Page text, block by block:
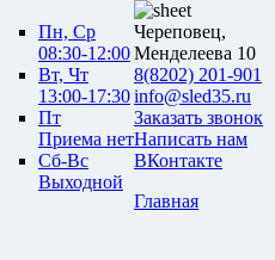
Пн, Ср
08:30-12:00
Вт, Чт
13:00-17:30
Пт
Приема нет
Сб-Вс
Выходной
Череповец,
Менделеева 10
8(8202) 201-901
info@sled35.ru
Заказать звонок
Написать нам
ВКонтакте
Главная